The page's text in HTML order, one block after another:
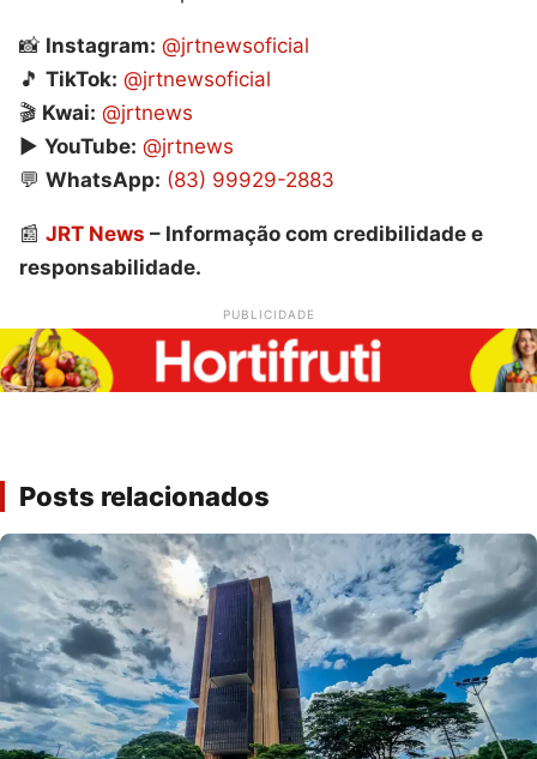
📸 Instagram: @jrtnewsoficial
🎵 TikTok: @jrtnewsoficial
🎬 Kwai: @jrtnews
▶️ YouTube: @jrtnews
💬 WhatsApp: (83) 99929-2883
📰 JRT News – Informação com credibilidade e
responsabilidade.
PUBLICIDADE
Posts relacionados